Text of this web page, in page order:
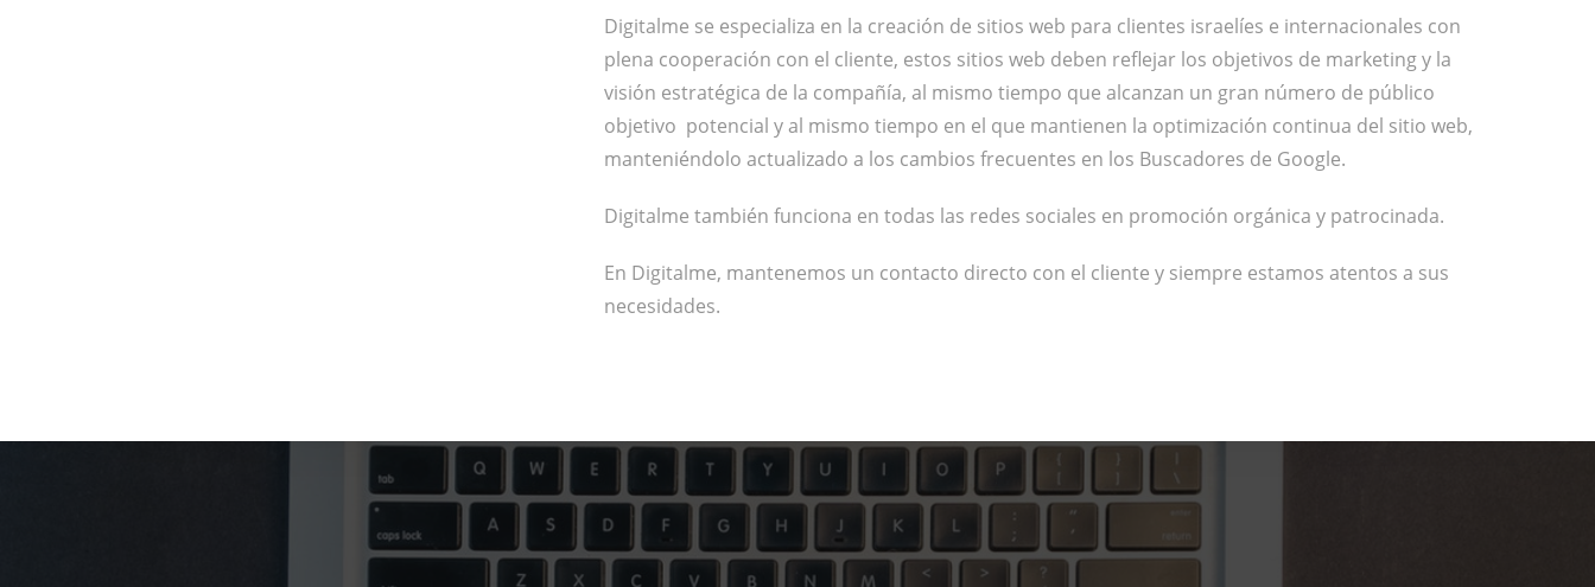
Digitalme se especializa en la creación de sitios web para clientes israelíes e internacionales con
plena cooperación con el cliente, estos sitios web deben reflejar los objetivos de marketing y la
visión estratégica de la compañía, al mismo tiempo que alcanzan un gran número de público
objetivo potencial y al mismo tiempo en el que mantienen la optimización continua del sitio web,
manteniéndolo actualizado a los cambios frecuentes en los Buscadores de Google.
Digitalme también funciona en todas las redes sociales en promoción orgánica y patrocinada.
En Digitalme, mantenemos un contacto directo con el cliente y siempre estamos atentos a sus
necesidades.